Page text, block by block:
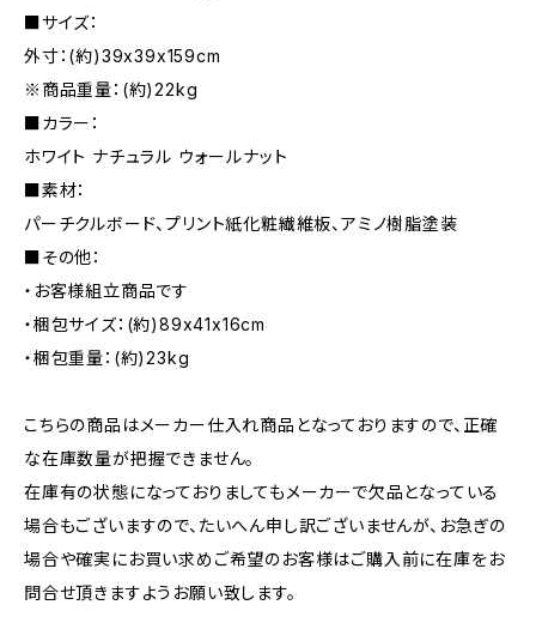
■サイズ：
外寸：(約)39x39x159cm
※商品重量：(約)22kg
■カラー：
ホワイト ナチュラル ウォールナット
■素材：
パーチクルボード、プリント紙化粧繊維板、アミノ樹脂塗装
■その他：
・お客様組立商品です
・梱包サイズ：(約)89x41x16cm
・梱包重量：(約)23kg
こちらの商品はメーカー仕入れ商品となっておりますので、正確
な在庫数量が把握できません。
在庫有の状態になっておりましてもメーカーで欠品となっている
場合もございますので、たいへん申し訳ございませんが、お急ぎの
場合や確実にお買い求めご希望のお客様はご購入前に在庫をお
問合せ頂きますようお願い致します。